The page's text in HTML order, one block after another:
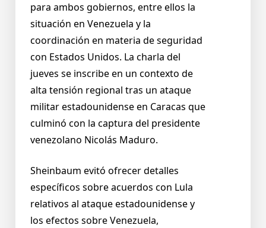
para ambos gobiernos, entre ellos la
situación en Venezuela y la
coordinación en materia de seguridad
con Estados Unidos. La charla del
jueves se inscribe en un contexto de
alta tensión regional tras un ataque
militar estadounidense en Caracas que
culminó con la captura del presidente
venezolano Nicolás Maduro.
Sheinbaum evitó ofrecer detalles
específicos sobre acuerdos con Lula
relativos al ataque estadounidense y
los efectos sobre Venezuela,